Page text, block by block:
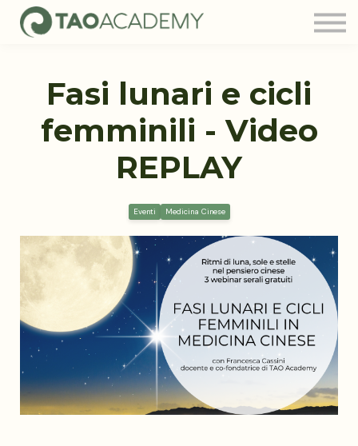
Tao Community
Contatti
Login
Fasi lunari e cicli
femminili - Video
REPLAY
Eventi Medicina Cinese